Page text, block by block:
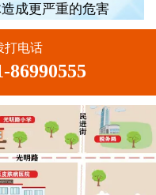
成更严重的危害
打电话
86990555